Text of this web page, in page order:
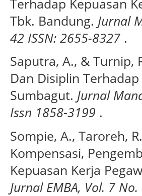
Tbk. Bandung. Jurnal
42 ISSN: 2655-8327 .
Saputra, A., & Turnip,
Dan Disiplin
Sumbagut. Jurnal
Issn 1858-3199 .
Sompie, A., Taroreh,
Kompensasi,
Kepuasan Kerja
Jurnal EMBA, Vol. 7